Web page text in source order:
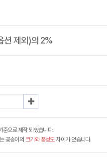
션 제외)의 2%
준으로 제작 되었습니다.
꽃송이의 크기와 풍성도차이가 있습니다.